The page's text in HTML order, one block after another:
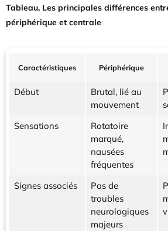
Tableau, Les principales différences
périphérique et centrale
Caractéristiques Périphérique
Début
Brutal, lié au
mouvement
Sensations
Rotatoire
marqué,
nausées
fréquentes
Signes associés
Pas de
troubles
neurologiques
majeurs